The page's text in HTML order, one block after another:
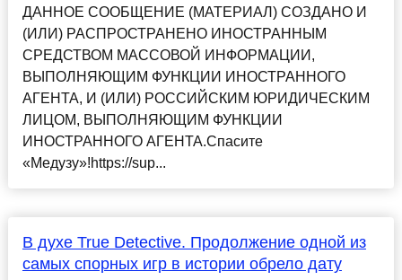
ДАННОЕ СООБЩЕНИЕ (МАТЕРИАЛ) СОЗДАНО И
(ИЛИ) РАСПРОСТРАНЕНО ИНОСТРАННЫМ
СРЕДСТВОМ МАССОВОЙ ИНФОРМАЦИИ,
ВЫПОЛНЯЮЩИМ ФУНКЦИИ ИНОСТРАННОГО
АГЕНТА, И (ИЛИ) РОССИЙСКИМ ЮРИДИЧЕСКИМ
ЛИЦОМ, ВЫПОЛНЯЮЩИМ ФУНКЦИИ
ИНОСТРАННОГО АГЕНТА.Спасите
«Медузу»!https://sup...
В духе True Detective. Продолжение одной из
самых спорных игр в истории обрело дату